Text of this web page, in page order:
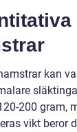
kan
200 gram,
vikt beror